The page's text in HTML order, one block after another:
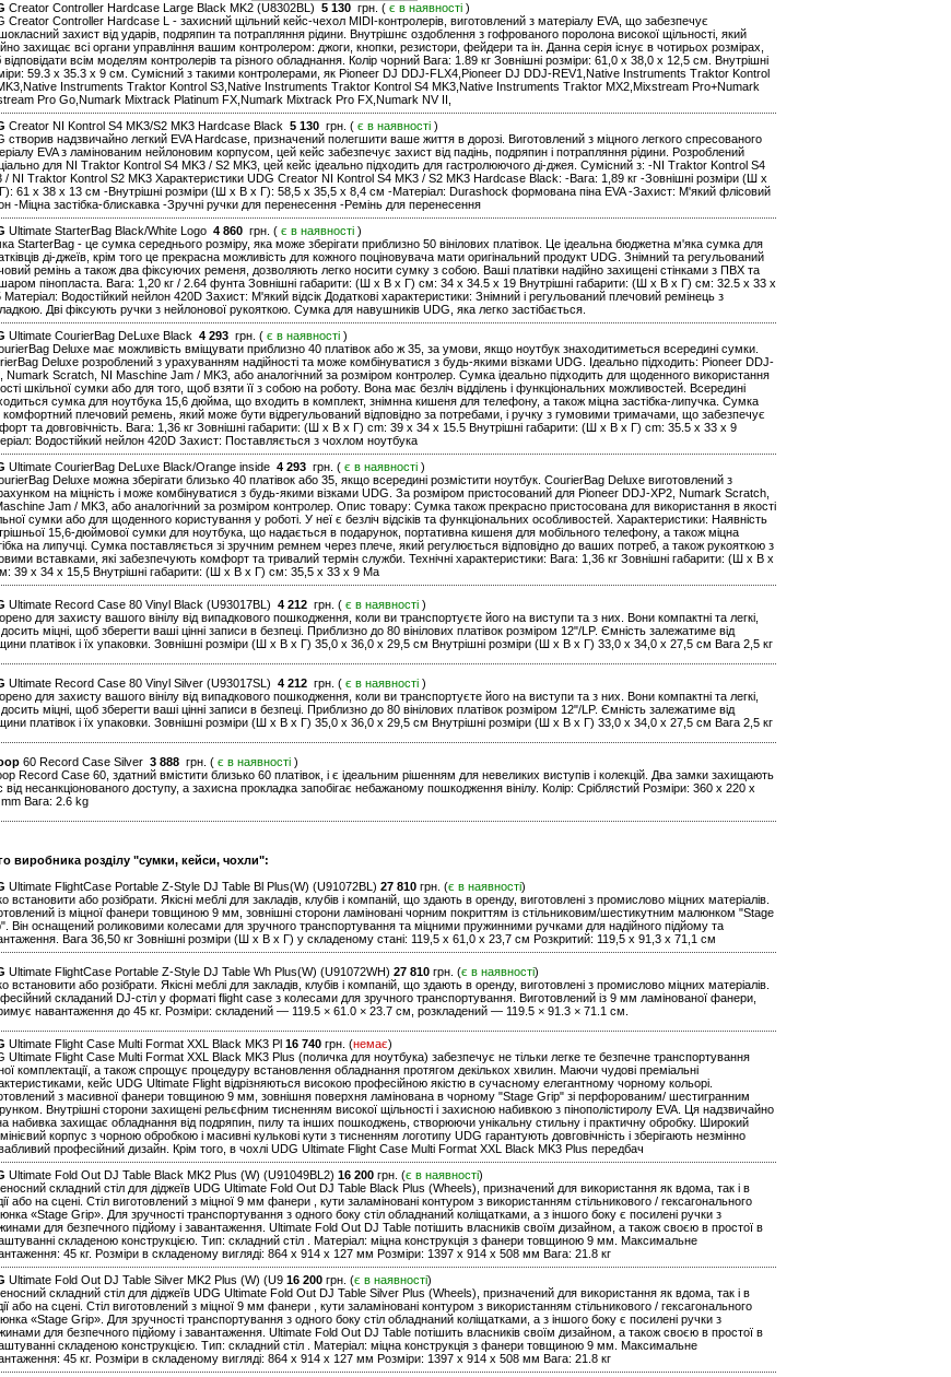
Creator Controller Hardcase Large Black MK2 (U8302BL) 5 130 грн. ( є в наявності )
Creator Controller Hardcase L - захисний щільний кейс-чехол MIDI-контролерів, виготовлений з матеріалу EVA, що забезпечує
захист від ударів, подряпин та потрапляння рідини. Внутрішнє оздоблення з гофрованого поролона високої щільності, який
захищає всі органи управління вашим контролером: джоги, кнопки, резистори, фейдери та ін. Данна серія існує в чотирьох розмірах,
всім моделям контролерів та різного обладнання. Колір чорний Вага: 1.89 кг Зовнішні розміри: 61,0 x 38,0 x 12,5 см. Внутрішні
59.3 x 35.3 x 9 см. Сумісний з такими контролерами, як Pioneer DJ DDJ-FLX4,Pioneer DJ DDJ-REV1,Native Instruments Traktor Kontrol
Instruments Traktor Kontrol S3,Native Instruments Traktor Kontrol S4 MK3,Native Instruments Traktor MX2,Mixstream Pro+Numark
Pro Go,Numark Mixtrack Platinum FX,Numark Mixtrack Pro FX,Numark NV II,
Creator NI Kontrol S4 MK3/S2 MK3 Hardcase Black 5 130 грн. ( є в наявності )
створив надзвичайно легкий EVA Hardcase, призначений полегшити ваше життя в дорозі. Виготовлений з міцного легкого спресованого
EVA з ламінованим нейлоновим корпусом, цей кейс забезпечує захист від падінь, подряпин і потрапляння рідини. Розроблений
для NI Traktor Kontrol S4 MK3 / S2 MK3, цей кейс ідеально підходить для гастролюючого ді-джея. Сумісний з: -NI Traktor Kontrol S4
/ NI Traktor Kontrol S2 MK3 Характеристики UDG Creator NI Kontrol S4 MK3 / S2 MK3 Hardcase Black: -Вага: 1,89 кг -Зовнішні розміри (Ш х
61 х 38 х 13 см -Внутрішні розміри (Ш х В х Г): 58,5 х 35,5 х 8,4 см -Матеріал: Durashock формована піна EVA -Захист: М'який флісовий
-Міцна застібка-блискавка -Зручні ручки для перенесення -Ремінь для перенесення
Ultimate StarterBag Black/White Logo 4 860 грн. ( є в наявності )
StarterBag - це сумка середнього розміру, яка може зберігати приблизно 50 вінілових платівок. Це ідеальна бюджетна м'яка сумка для
ді-джеїв, крім того це прекрасна можливість для кожного поціновувача мати оригінальний продукт UDG. Знімний та регульований
ремінь а також два фіксуючих ременя, дозволяють легко носити сумку з собою. Ваші платівки надійно захищені стінками з ПВХ та
пінопласта. Вага: 1,20 кг / 2.64 фунта Зовнішні габарити: (Ш х В х Г) см: 34 x 34.5 x 19 Внутрішні габарити: (Ш х В х Г) см: 32.5 x 33 x
Матеріал: Водостійкий нейлон 420D Захист: М'який відсік Додаткові характеристики: Знімний і регульований плечовий ремінець з
Дві фіксують ручки з нейлонової рукояткою. Сумка для навушників UDG, яка легко застібається.
Ultimate CourierBag DeLuxe Black 4 293 грн. ( є в наявності )
Deluxe має можливість вміщувати приблизно 40 платівок або ж 35, за умови, якщо ноутбук знаходитиметься всередині сумки.
Deluxe розроблений з урахуванням надійності та може комбінуватися з будь-якими візками UDG. Ідеально підходить: Pioneer DDJ-
Numark Scratch, NI Maschine Jam / MK3, або аналогічний за розміром контролер. Сумка ідеально підходить для щоденного використання
шкільної сумки або для того, щоб взяти її з собою на роботу. Вона має безліч відділень і функціональних можливостей. Всередині
сумка для ноутбука 15,6 дюйма, що входить в комплект, знімнна кишеня для телефону, а також міцна застібка-липучка. Сумка
плечовий ремень, який може бути відрегульований відповідно за потребами, і ручку з гумовими тримачами, що забезпечує
та довговічність. Вага: 1,36 кг Зовнішні габарити: (Ш х В х Г) cm: 39 x 34 x 15.5 Внутрішні габарити: (Ш х В х Г) cm: 35.5 x 33 x 9
Водостійкий нейлон 420D Захист: Поставляється з чохлом ноутбука
Ultimate CourierBag DeLuxe Black/Orange inside 4 293 грн. ( є в наявності )
Deluxe можна зберігати близько 40 платівок або 35, якщо всередині розмістити ноутбук. CourierBag Deluxe виготовлений з
на міцність і може комбінуватися з будь-якими візками UDG. За розміром пристосований для Pioneer DDJ-XP2, Numark Scratch,
Jam / MK3, або аналогічний за розміром контролер. Опис товару: Сумка також прекрасно пристосована для використання в якості
сумки або для щоденного користування у роботі. У неї є безліч відсіків та функціональних особливостей. Характеристики: Наявність
15,6-дюймової сумки для ноутбука, що надається в подарунок, портативна кишеня для мобільного телефону, а також міцна
на липучці. Сумка поставляється зі зручним ремнем через плече, який регулюється відповідно до ваших потреб, а також рукояткою з
вставками, які забезпечують комфорт та тривалий термін служби. Технічні характеристики: Вага: 1,36 кг Зовнішні габарити: (Ш x В x
39 x 34 x 15,5 Внутрішні габарити: (Ш x В x Г) см: 35,5 x 33 x 9 Ма
Ultimate Record Case 80 Vinyl Black (U93017BL) 4 212 грн. ( є в наявності )
для захисту вашого вінілу від випадкового пошкодження, коли ви транспортуєте його на виступи та з них. Вони компактні та легкі,
міцні, щоб зберегти ваші цінні записи в безпеці. Приблизно до 80 вінілових платівок розміром 12"/LP. Ємність залежатиме від
платівок і їх упаковки. Зовнішні розміри (Ш x В x Г) 35,0 x 36,0 x 29,5 см Внутрішні розміри (Ш x В x Г) 33,0 x 34,0 x 27,5 см Вага 2,5 кг
Ultimate Record Case 80 Vinyl Silver (U93017SL) 4 212 грн. ( є в наявності )
для захисту вашого вінілу від випадкового пошкодження, коли ви транспортуєте його на виступи та з них. Вони компактні та легкі,
міцні, щоб зберегти ваші цінні записи в безпеці. Приблизно до 80 вінілових платівок розміром 12"/LP. Ємність залежатиме від
платівок і їх упаковки. Зовнішні розміри (Ш x В x Г) 35,0 x 36,0 x 29,5 см Внутрішні розміри (Ш x В x Г) 33,0 x 34,0 x 27,5 см Вага 2,5 кг
60 Record Case Silver 3 888 грн. ( є в наявності )
Record Case 60, здатний вмістити близько 60 платівок, і є ідеальним рішенням для невеликих виступів і колекцій. Два замки захищають
від несанкціонованого доступу, а захисна прокладка запобігає небажаному пошкодження вінілу. Колір: Сріблястий Розміри: 360 x 220 x
Вага: 2.6 kg
виробника розділу "сумки, кейси, чохли":
Ultimate FlightCase Portable Z-Style DJ Table Bl Plus(W) (U91072BL) 27 810 грн. (є в наявності)
встановити або розібрати. Якісні меблі для закладів, клубів і компаній, що здають в оренду, виготовлені з промислово міцних матеріалів.
із міцної фанери товщиною 9 мм, зовнішні сторони ламіновані чорним покриттям із стільниковим/шестикутним малюнком "Stage
Він оснащений роликовими колесами для зручного транспортування та міцними пружинними ручками для надійного підйому та
Вага 36,50 кг Зовнішні розміри (Ш x В x Г) у складеному стані: 119,5 x 61,0 x 23,7 см Розкритий: 119,5 x 91,3 x 71,1 см
Ultimate FlightCase Portable Z-Style DJ Table Wh Plus(W) (U91072WH) 27 810 грн. (є в наявності)
встановити або розібрати. Якісні меблі для закладів, клубів і компаній, що здають в оренду, виготовлені з промислово міцних матеріалів.
складаний DJ-стіл у форматі flight case з колесами для зручного транспортування. Виготовлений із 9 мм ламінованої фанери,
навантаження до 45 кг. Розміри: складений — 119.5 × 61.0 × 23.7 см, розкладений — 119.5 × 91.3 × 71.1 см.
Ultimate Flight Case Multi Format XXL Black MK3 Pl 16 740 грн. (немає)
Ultimate Flight Case Multi Format XXL Black MK3 Plus (поличка для ноутбука) забезпечує не тільки легке те безпечне транспортування
комплектації, а також спрощує процедуру встановлення обладнання протягом декількох хвилин. Маючи чудові преміальні
кейс UDG Ultimate Flight відрізняються високою професійною якістю в сучасному елегантному чорному кольорі.
з масивної фанери товщиною 9 мм, зовнішня поверхня ламінована в чорному "Stage Grip" зі перфорованим/ шестигранним
Внутрішні сторони захищені рельєфним тисненням високої щільності і захисною набивкою з пінополістиролу EVA. Ця надзвичайно
набивка захищає обладнання від подряпин, пилу та інших пошкоджень, створюючи унікальну стильну і практичну обробку. Широкий
корпус з чорною обробкою і масивні кулькові кути з тисненням логотипу UDG гарантують довговічність і зберігають незмінно
професійний дизайн. Крім того, в чохлі UDG Ultimate Flight Case Multi Format XXL Black MK3 Plus передбач
Ultimate Fold Out DJ Table Black MK2 Plus (W) (U91049BL2) 16 200 грн. (є в наявності)
складний стіл для діджеїв UDG Ultimate Fold Out DJ Table Black Plus (Wheels), призначений для використання як вдома, так і в
або на сцені. Стіл виготовлений з міцної 9 мм фанери , кути заламіновані контуром з використанням стільникового / гексагонального
«Stage Grip». Для зручності транспортування з одного боку стіл обладнаний коліщатками, а з іншого боку є посилені ручки з
для безпечного підйому і завантаження. Ultimate Fold Out DJ Table потішить власників своїм дизайном, а також своєю в простої в
складеною конструкцією. Тип: складний стіл . Матеріал: міцна конструкція з фанери товщиною 9 мм. Максимальне
45 кг. Розміри в складеному вигляді: 864 x 914 x 127 мм Розміри: 1397 x 914 x 508 мм Вага: 21.8 кг
Ultimate Fold Out DJ Table Silver MK2 Plus (W) (U9 16 200 грн. (є в наявності)
складний стіл для діджеїв UDG Ultimate Fold Out DJ Table Silver Plus (Wheels), призначений для використання як вдома, так і в
або на сцені. Стіл виготовлений з міцної 9 мм фанери , кути заламіновані контуром з використанням стільникового / гексагонального
«Stage Grip». Для зручності транспортування з одного боку стіл обладнаний коліщатками, а з іншого боку є посилені ручки з
для безпечного підйому і завантаження. Ultimate Fold Out DJ Table потішить власників своїм дизайном, а також своєю в простої в
складеною конструкцією. Тип: складний стіл . Матеріал: міцна конструкція з фанери товщиною 9 мм. Максимальне
45 кг. Розміри в складеному вигляді: 864 x 914 x 127 мм Розміри: 1397 x 914 x 508 мм Вага: 21.8 кг